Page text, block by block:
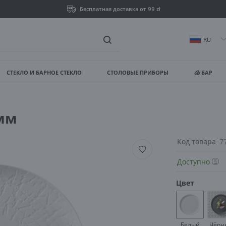
Бесплатная доставка от 99 zł
RU
просмотр истории
нет необходимости
возможность
СТЕКЛО И БАРНОЕ СТЕКЛО СТОЛОВЫЕ ПРИБОРЫ 🧊 БАР
Код товара:
Доступно
Цвет